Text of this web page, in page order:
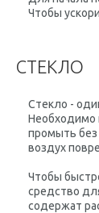
Чтобы
СТЕКЛО
Стекло -
Необходимо
промыть без
воздух
Чтобы
средство
содержат